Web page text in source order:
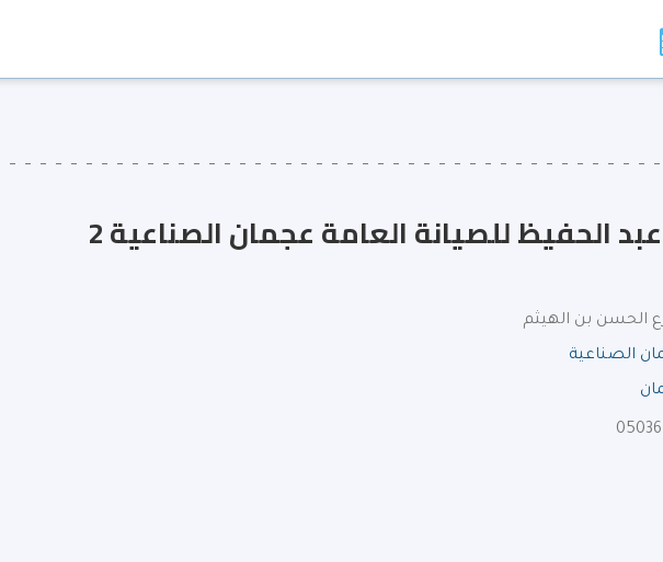
الحفيظ للصيانة العامة عجمان الصناعية 2
الحسن بن الهيثم
الصناعية